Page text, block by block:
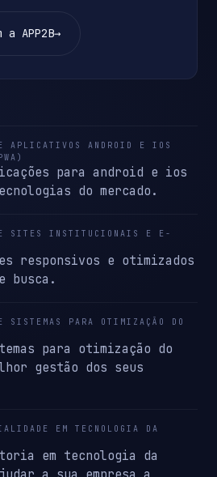
a APP2B→
APLICATIVOS ANDROID E IOS
para android e ios
do mercado.
SITES INSTITUCIONAIS E E-
responsivos e otimizados
busca.
SISTEMAS PARA OTIMIZAÇÃO DO
para otimização do
gestão dos seus
EM TECNOLOGIA DA
em tecnologia da